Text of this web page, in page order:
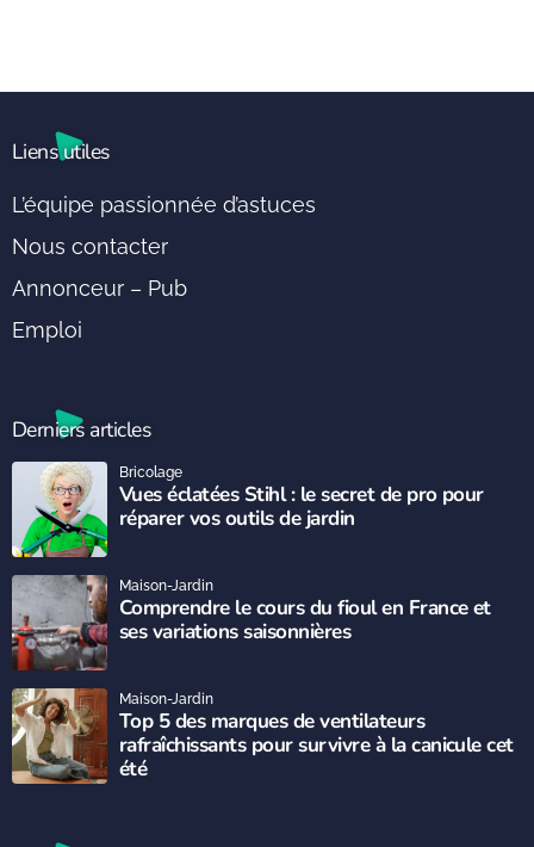
Liens utiles
L’équipe passionnée d’astuces
Nous contacter
Annonceur – Pub
Emploi
Derniers articles
Vues éclatées Stihl : le secret de pro pour
réparer vos outils de jardin
Bricolage
Comprendre le cours du fioul en France et
ses variations saisonnières
Maison-Jardin
Top 5 des marques de ventilateurs
rafraîchissants pour survivre à la canicule cet
été
Maison-Jardin